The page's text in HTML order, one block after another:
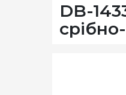
DB-